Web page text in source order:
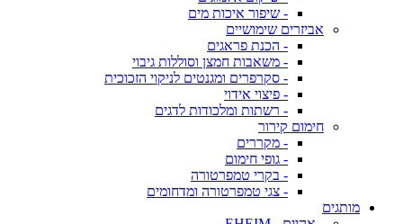
- שיפור איכות מים
אביזרים שימושיים
- הכנת פראגים
- משאבות חמצן וסוללות גיבוי
- סקרפרים ומגנטים לניקוי הזכוכית
- פיצוי אידוי
- רשתות ומלכודות לדגים
חימום קירור
- מקררים
- גופי חימום
- בקרי טמפרטורה
- צגי טמפרטורה ומדחומים
מותגים